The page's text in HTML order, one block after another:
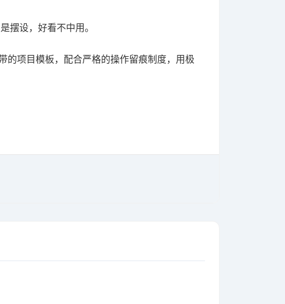
摆设，好看不中用。
的项目模板，配合严格的操作留痕制度，用极